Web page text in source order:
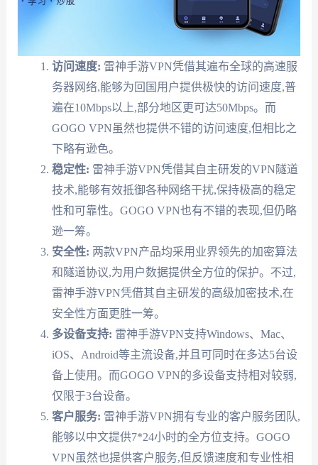
访问速度: 雷神手游VPN凭借其遍布全球的高速服
务器网络,能够为回国用户提供极快的访问速度,普
遍在10Mbps以上,部分地区更可达50Mbps。而
GOGO VPN虽然也提供不错的访问速度,但相比之
下略有逊色。
稳定性: 雷神手游VPN凭借其自主研发的VPN隧道
技术,能够有效抵御各种网络干扰,保持极高的稳定
性和可靠性。GOGO VPN也有不错的表现,但仍略
逊一筹。
安全性: 两款VPN产品均采用业界领先的加密算法
和隧道协议,为用户数据提供全方位的保护。不过,
雷神手游VPN凭借其自主研发的高级加密技术,在
安全性方面更胜一筹。
多设备支持: 雷神手游VPN支持Windows、Mac、
iOS、Android等主流设备,并且可同时在多达5台设
备上使用。而GOGO VPN的多设备支持相对较弱,
仅限于3台设备。
客户服务: 雷神手游VPN拥有专业的客户服务团队,
能够以中文提供7*24小时的全方位支持。GOGO
VPN虽然也提供客户服务,但反馈速度和专业性相